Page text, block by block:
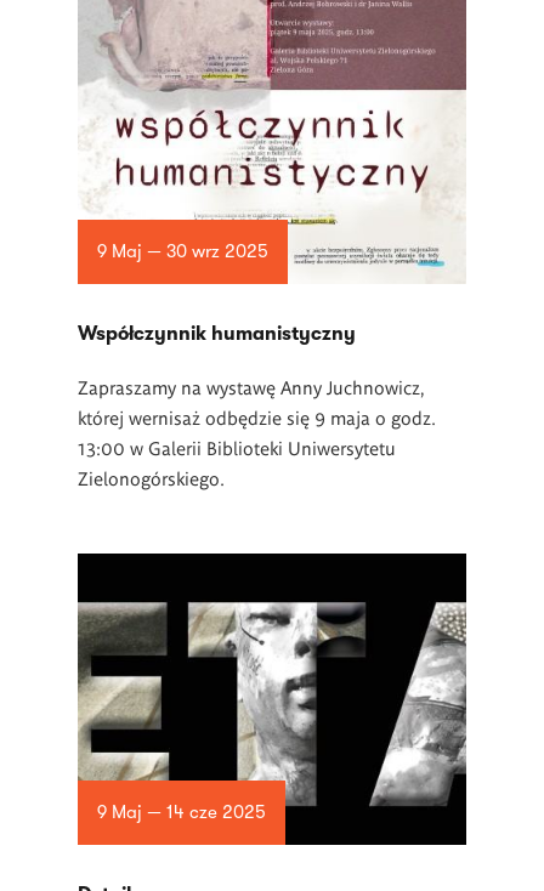
9 Maj — 30 wrz 2025
Współczynnik humanistyczny
Zapraszamy na wystawę Anny Juchnowicz,
której wernisaż odbędzie się 9 maja o godz.
13:00 w Galerii Biblioteki Uniwersytetu
Zielonogórskiego.
9 Maj — 14 cze 2025